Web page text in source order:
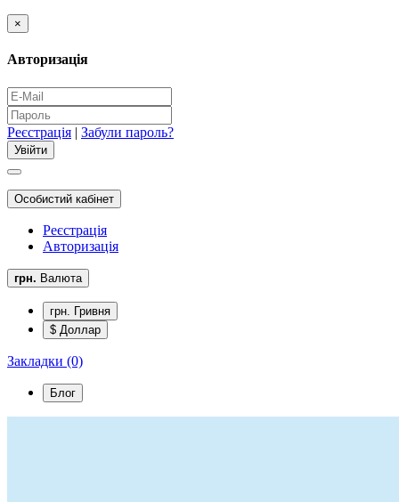
×
Авторизація
Реєстрація | Забули пароль?
Особистий кабінет
Реєстрація
Авторизація
грн. Валюта
грн. Гривня
$ Доллар
Закладки (0)
Блог